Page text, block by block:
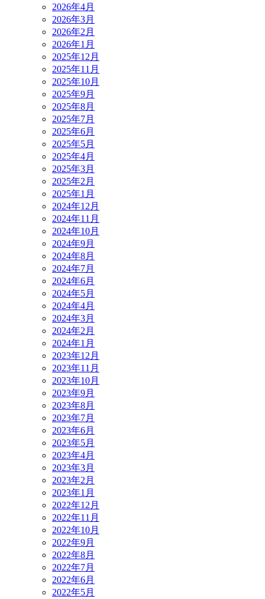
2026年4月
2026年3月
2026年2月
2026年1月
2025年12月
2025年11月
2025年10月
2025年9月
2025年8月
2025年7月
2025年6月
2025年5月
2025年4月
2025年3月
2025年2月
2025年1月
2024年12月
2024年11月
2024年10月
2024年9月
2024年8月
2024年7月
2024年6月
2024年5月
2024年4月
2024年3月
2024年2月
2024年1月
2023年12月
2023年11月
2023年10月
2023年9月
2023年8月
2023年7月
2023年6月
2023年5月
2023年4月
2023年3月
2023年2月
2023年1月
2022年12月
2022年11月
2022年10月
2022年9月
2022年8月
2022年7月
2022年6月
2022年5月